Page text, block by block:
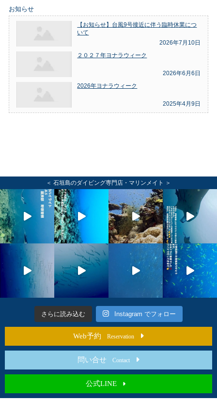
お知らせ
【お知らせ】台風9号接近に伴う臨時休業につ
いて
2026年7月10日
２０２７年ヨナラウィーク
2026年6月6日
2026年ヨナラウィーク
2025年4月9日
＜ 石垣島のダイビング専門店・マリンメイト ＞
さらに読み込む Instagram でフォロー
Web予約 Reservation
問い合せ Contact
公式LINE